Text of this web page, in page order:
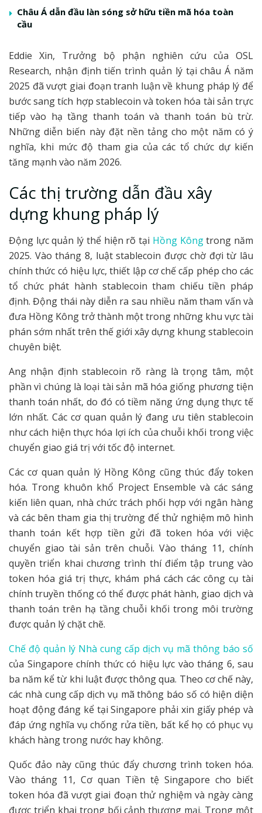
Châu Á dẫn đầu làn sóng sở hữu tiền mã hóa toàn
cầu
Eddie Xin, Trưởng bộ phận nghiên cứu của OSL
Research, nhận định tiến trình quản lý tại châu Á năm
2025 đã vượt giai đoạn tranh luận về khung pháp lý để
bước sang tích hợp stablecoin và token hóa tài sản trực
tiếp vào hạ tầng thanh toán và thanh toán bù trừ.
Những diễn biến này đặt nền tảng cho một năm có ý
nghĩa, khi mức độ tham gia của các tổ chức dự kiến
tăng mạnh vào năm 2026.
Các thị trường dẫn đầu xây
dựng khung pháp lý
Động lực quản lý thể hiện rõ tại Hồng Kôngtrong năm
2025. Vào tháng 8, luật stablecoin được chờ đợi từ lâu
chính thức có hiệu lực, thiết lập cơ chế cấp phép cho các
tổ chức phát hành stablecoin tham chiếu tiền pháp
định. Động thái này diễn ra sau nhiều năm tham vấn và
đưa Hồng Kông trở thành một trong những khu vực tài
phán sớm nhất trên thế giới xây dựng khung stablecoin
chuyên biệt.
Ang nhận định stablecoin rõ ràng là trọng tâm, một
phần vì chúng là loại tài sản mã hóa giống phương tiện
thanh toán nhất, do đó có tiềm năng ứng dụng thực tế
lớn nhất. Các cơ quan quản lý đang ưu tiên stablecoin
như cách hiện thực hóa lợi ích của chuỗi khối trong việc
chuyển giao giá trị với tốc độ internet.
Các cơ quan quản lý Hồng Kông cũng thúc đẩy token
hóa. Trong khuôn khổ Project Ensemble và các sáng
kiến liên quan, nhà chức trách phối hợp với ngân hàng
và các bên tham gia thị trường để thử nghiệm mô hình
thanh toán kết hợp tiền gửi đã token hóa với việc
chuyển giao tài sản trên chuỗi. Vào tháng 11, chính
quyền triển khai chương trình thí điểm tập trung vào
token hóa giá trị thực, khám phá cách các công cụ tài
chính truyền thống có thể được phát hành, giao dịch và
thanh toán trên hạ tầng chuỗi khối trong môi trường
được quản lý chặt chẽ.
Chế độ quản lý Nhà cung cấp dịch vụ mã thông báo số
của Singapore chính thức có hiệu lực vào tháng 6, sau
ba năm kể từ khi luật được thông qua. Theo cơ chế này,
các nhà cung cấp dịch vụ mã thông báo số có hiện diện
hoạt động đáng kể tại Singapore phải xin giấy phép và
đáp ứng nghĩa vụ chống rửa tiền, bất kể họ có phục vụ
khách hàng trong nước hay không.
Quốc đảo này cũng thúc đẩy chương trình token hóa.
Vào tháng 11, Cơ quan Tiền tệ Singapore cho biết
token hóa đã vượt giai đoạn thử nghiệm và ngày càng
được triển khai trong bối cảnh thương mại. Trong một